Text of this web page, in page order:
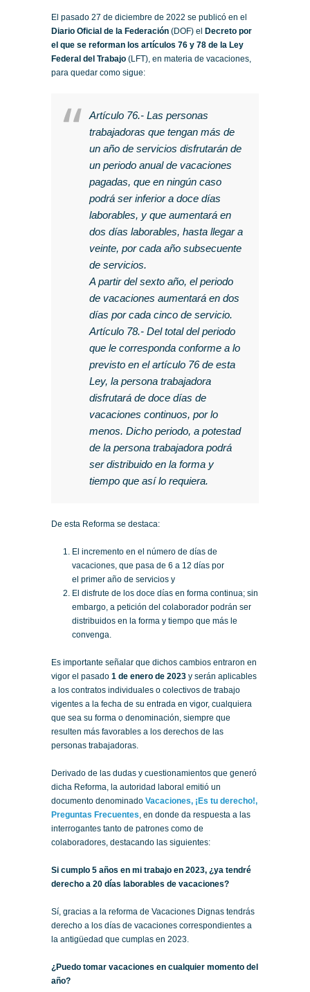
El pasado 27 de diciembre de 2022 se publicó en el
Diario Oficial de la Federación (DOF) el Decreto por
el que se reforman los artículos 76 y 78 de la Ley
Federal del Trabajo (LFT), en materia de vacaciones,
para quedar como sigue:
Artículo 76.- Las personas
trabajadoras que tengan más de
un año de servicios disfrutarán de
un periodo anual de vacaciones
pagadas, que en ningún caso
podrá ser inferior a doce días
laborables, y que aumentará en
dos días laborables, hasta llegar a
veinte, por cada año subsecuente
de servicios.
A partir del sexto año, el periodo
de vacaciones aumentará en dos
días por cada cinco de servicio.
Artículo 78.- Del total del periodo
que le corresponda conforme a lo
previsto en el artículo 76 de esta
Ley, la persona trabajadora
disfrutará de doce días de
vacaciones continuos, por lo
menos. Dicho periodo, a potestad
de la persona trabajadora podrá
ser distribuido en la forma y
tiempo que así lo requiera.
De esta Reforma se destaca:
El incremento en el número de días de
vacaciones, que pasa de 6 a 12 días por
el primer año de servicios y
El disfrute de los doce días en forma continua; sin
embargo, a petición del colaborador podrán ser
distribuidos en la forma y tiempo que más le
convenga.
Es importante señalar que dichos cambios entraron en
vigor el pasado 1 de enero de 2023 y serán aplicables
a los contratos individuales o colectivos de trabajo
vigentes a la fecha de su entrada en vigor, cualquiera
que sea su forma o denominación, siempre que
resulten más favorables a los derechos de las
personas trabajadoras.
Derivado de las dudas y cuestionamientos que generó
dicha Reforma, la autoridad laboral emitió un
documento denominado Vacaciones, ¡Es tu derecho!,
Preguntas Frecuentes , en donde da respuesta a las
interrogantes tanto de patrones como de
colaboradores, destacando las siguientes:
Si cumplo 5 años en mi trabajo en 2023, ¿ya tendré
derecho a 20 días laborables de vacaciones?
Sí, gracias a la reforma de Vacaciones Dignas tendrás
derecho a los días de vacaciones correspondientes a
la antigüedad que cumplas en 2023.
¿Puedo tomar vacaciones en cualquier momento del
año?